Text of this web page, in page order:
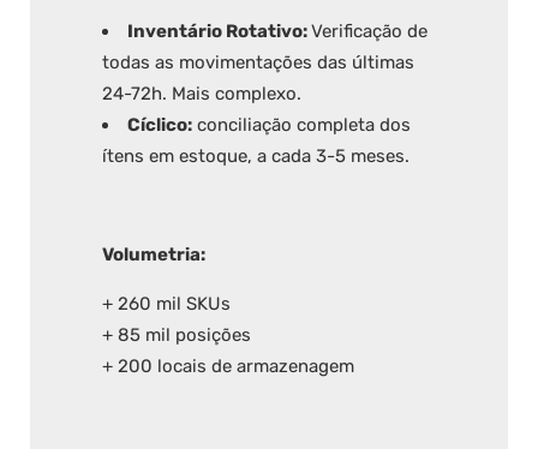
Inventário Rotativo:Verificação de
todas as movimentações das últimas
24-72h. Mais complexo.
Cíclico: conciliação completa dos
ítens em estoque, a cada 3-5 meses.
Volumetria:
+ 260 mil SKUs
+ 85 mil posições
+ 200 locais de armazenagem